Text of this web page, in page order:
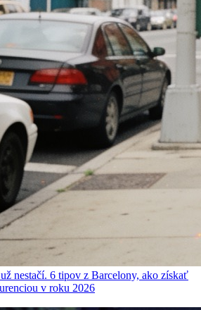
nestačí. 6 tipov z Barcelony, ako získať
v roku 2026